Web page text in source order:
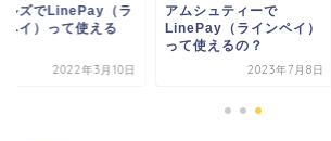
シュティーで
（ラインペイ）
2023年7月8日
ConoHa for Windows
ServerでLinePay...
2020年7月9日